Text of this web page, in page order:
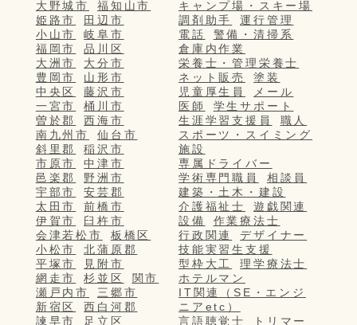
大野城市
福知山市
姫路市
田辺市
小山市
岐阜市
福岡市
品川区
大洲市
大分市
豊岡市
山形市
中央区
藤沢市
一宮市
桶川市
曽於郡
西海市
南九州市
仙台市
斜里郡
稲沢市
市原市
中津市
邑楽郡
野洲市
宇部市
安芸郡
太田市
前橋市
伊賀市
臼杵市
会津若松市
板橋区
小松市
北蒲原郡
平塚市
見附市
網走市
杉並区
関市
瀬戸内市
三郷市
新宿区
西白河郡
諫早市
足立区
キャンプ場・スキー場
調剤助手
運行管理
電話
警備・清掃系
倉庫内作業
栄養士・管理栄養士
ネット販売
塗装
児童厚生員
メール
医師
学生サポート
生涯学習支援員
職人
スポーツ・スイミング
施設
専属ドライバー
学術専門職員
相談員
建築・土木・建設
介護福祉士
遊戯関連
設備
作業療法士
行政関連
デザイナー
技能実習生支援
型枠大工
理学療法士
ホテルマン
IT関連（SE・エンジ
ニアetc）
言語聴覚士
トリマー